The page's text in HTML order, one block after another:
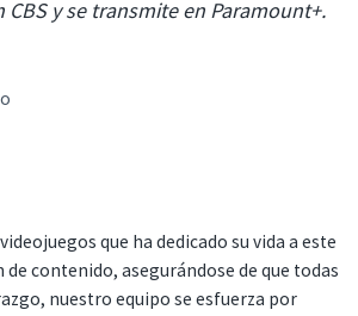
y se transmite en Paramount+.
que ha dedicado su vida a este
contenido, asegurándose de que todas
nuestro equipo se esfuerza por